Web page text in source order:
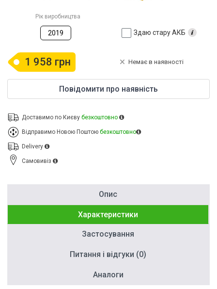
Рік виробництва
2019 Здаю стару АКБ
1 958 грн Немає в наявності
Повідомити про наявність
Доставимо по Києву безкоштовно
Відправимо Новою Поштою безкоштовно
Delivery
Cамовивіз
Опис
Характеристики
Застосування
Питання і відгуки (0)
Аналоги